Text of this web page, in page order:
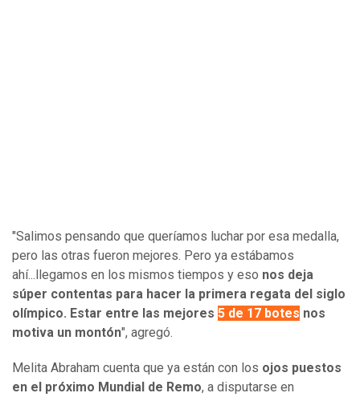
"Salimos pensando que queríamos luchar por esa medalla,
pero las otras fueron mejores. Pero ya estábamos
ahí...llegamos en los mismos tiempos y eso nos deja
súper contentas para hacer la primera regata del siglo
olímpico. Estar entre las mejores 5 de 17 botes nos
motiva un montón", agregó.
Melita Abraham cuenta que ya están con los ojos puestos
en el próximo Mundial de Remo, a disputarse en